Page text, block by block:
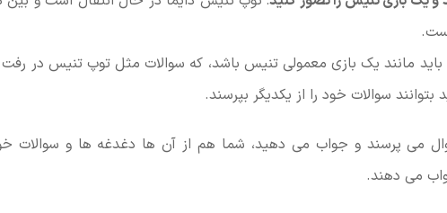
باید مانند یک بازی معمولی تنیس باشد، که سوالات مثل توپ تنیس در
سوالات خود را از یکدیگر بپرسند.
می پرسند و جواب می دهید، شما هم از آن ها دغدغه ها و سوالات
می دهند.